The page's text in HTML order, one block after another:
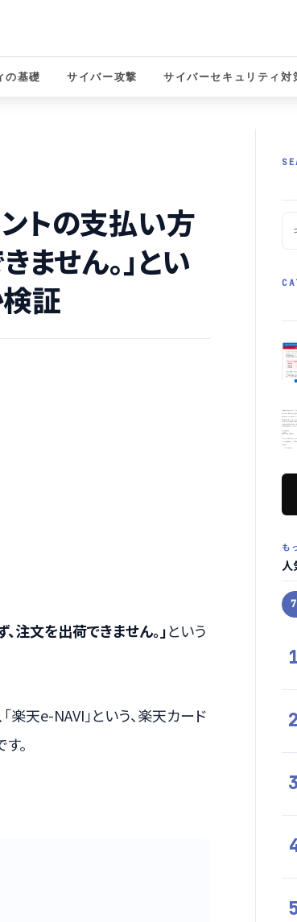
の基礎 サイバー攻撃 サイバーセキュリティ対
トの支払い方
せん。」とい
証
文を出荷できません。」という
天e-NAVI」という、楽天カード
。
も
2
3